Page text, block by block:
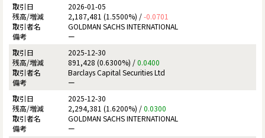
2026-01-05
2,187,481 (1.5500%) /-0.0701
GOLDMAN SACHS INTERNATIONAL
ー
2025-12-30
891,428 (0.6300%) /0.0400
Barclays Capital Securities Ltd
ー
2025-12-30
2,294,381 (1.6200%) /0.0300
GOLDMAN SACHS INTERNATIONAL
ー